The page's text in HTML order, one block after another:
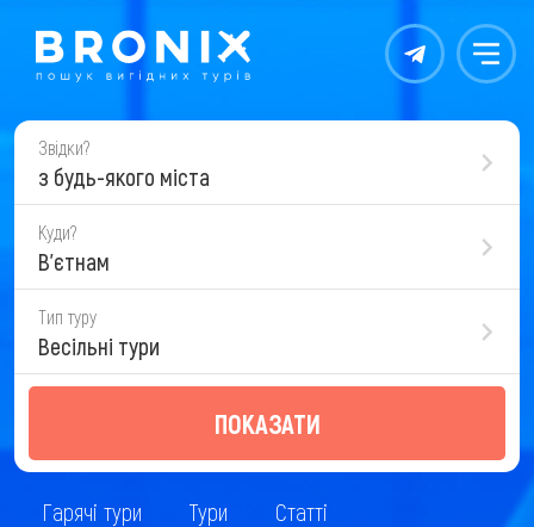
Контакты Меню
Звідки?
з будь-якого міста
Куди?
В'єтнам
Тип туру
Весільні тури
ПОКАЗАТИ
Гарячі тури Тури Статті